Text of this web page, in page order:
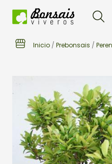
Inicio / Prebonsais /